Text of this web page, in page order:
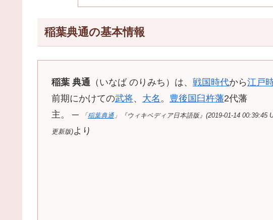
稲葉典通の基本情報
稲葉 典通 （いなば のりみち）は、 戦国時代から江戸
前期にかけての武将、 大名 。 豊後国 臼杵藩2代藩
主。 ─
「 稲葉典通 」『ウィキペディア日本語版』(2019-01-14 00:39:45
更新版)より